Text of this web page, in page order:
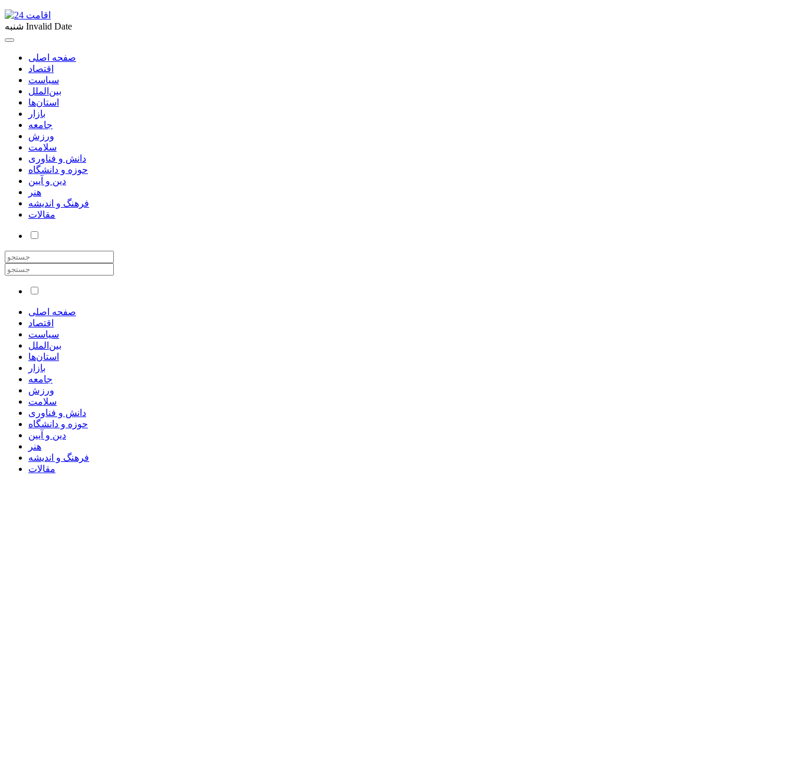
شنبه Invalid Date
صفحه اصلی
اقتصاد
سیاست
بین‌الملل
استان‌ها
بازار
جامعه
ورزش
سلامت
دانش و فناوری
حوزه و دانشگاه
دین و آیین
هنر
فرهنگ و اندیشه
مقالات
صفحه اصلی
اقتصاد
سیاست
بین‌الملل
استان‌ها
بازار
جامعه
ورزش
سلامت
دانش و فناوری
حوزه و دانشگاه
دین و آیین
هنر
فرهنگ و اندیشه
مقالات